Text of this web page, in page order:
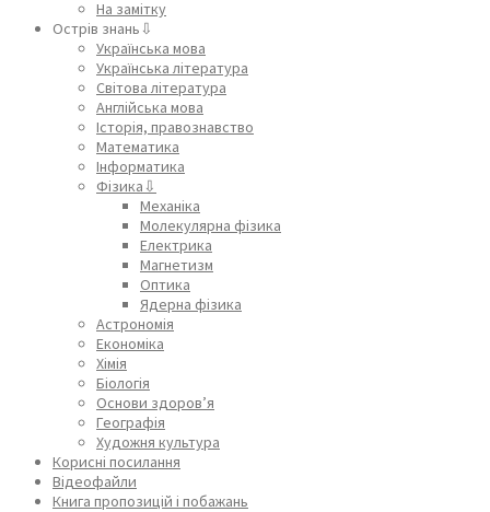
На замітку
Острів знань⇩
Українська мова
Українська література
Світова література
Англійська мова
Історія, правознавство
Математика
Інформатика
Фізика⇩
Механіка
Молекулярна фізика
Електрика
Магнетизм
Оптика
Ядерна фізика
Астрономія
Економіка
Хімія
Біологія
Основи здоров’я
Географія
Художня культура
Корисні посилання
Відеофайли
Книга пропозицій і побажань